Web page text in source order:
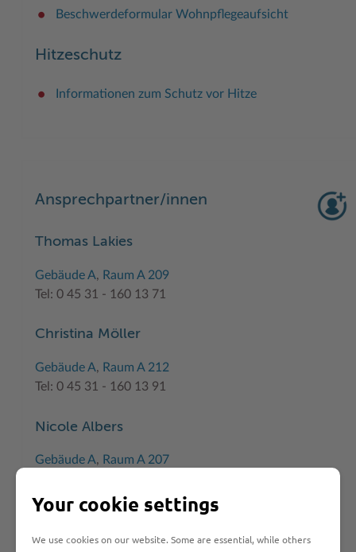
Beschwerdeformular Wohnpflegeaufsicht
Hitzeschutz
Informationen zum Schutz vor Hitze
Ansprechpartner/innen
Thomas Lakies
Gebäude A, Raum A 209
Tel: 0 45 31 - 160 13 71
Christina Möller
Gebäude A, Raum A 212
Tel: 0 45 31 - 160 13 91
Nicole Albers
Gebäude A, Raum A 207
Your cookie settings
We use cookies on our website. Some are essential, while others